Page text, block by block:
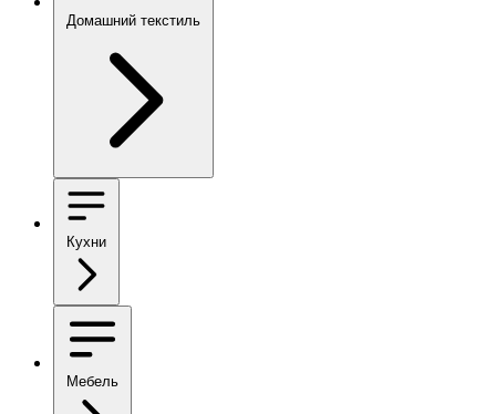
Домашний текстиль
Кухни
Мебель